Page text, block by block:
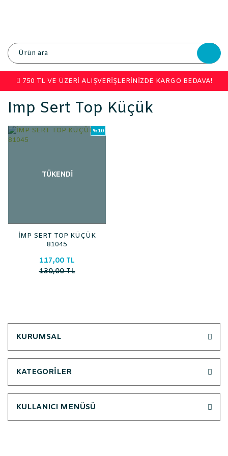
750 TL VE ÜZERİ ALIŞVERİŞLERİNİZDE KARGO BEDAVA!
Imp Sert Top Küçük
%10
TÜKENDİ
İMP SERT TOP KÜÇÜK
81045
117,00 TL
130,00 TL
KURUMSAL
KATEGORİLER
KULLANICI MENÜSÜ